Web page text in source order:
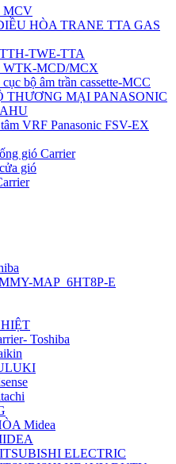
MCV
HÒA TRANE TTA GAS
TWE-TTA
WTK-MCD/MCX
bộ âm trần cassette-MCC
THƯƠNG MẠI PANASONIC
VRF Panasonic FSV-EX
gió Carrier
gió
MAP_6HT8P-E
Toshiba
Midea
ELECTRIC